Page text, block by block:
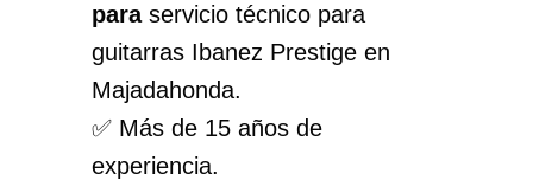
paraservicio técnico para
guitarras Ibanez Prestige en
Majadahonda.
✅ Más de 15 años de
experiencia.